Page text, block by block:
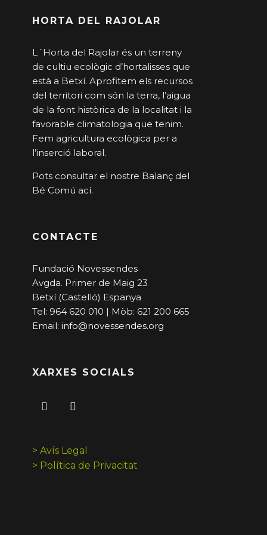
HORTA DEL RAJOLAR
L´Horta del Rajolar és un terreny
de cultiu ecològic d’hortalisses que
està a Betxí. Aprofitem els recursos
del territori com són la terra, l’aigua
de la font històrica de la localitat i la
favorable climatologia que tenim.
Fem agricultura ecològica per a
l’inserció laboral.
Pots consultar el nostre Balanç del
Bé Comú ací.
CONTACTE
Fundació Novessendes
Avgda. Primer de Maig 23
Betxí (Castelló) Espanya
Tel: 964 620 010 | Mòb: 621 200 665
Email: info@novessendes.org
XARXES SOCIALS
> Avís Legal
> Política de Privacitat